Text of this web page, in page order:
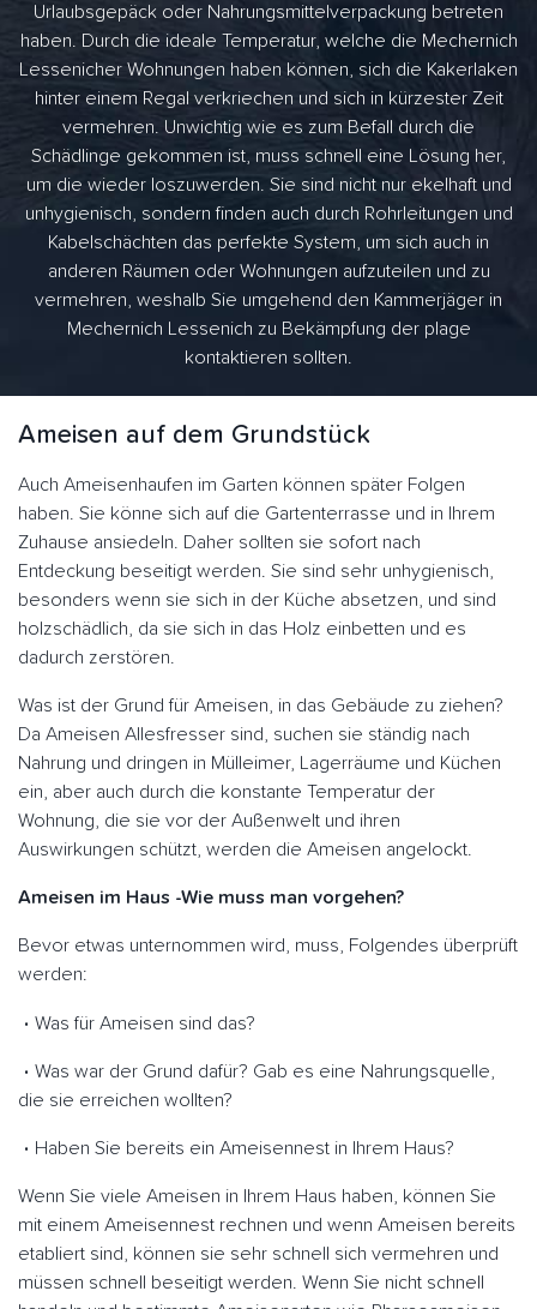
Urlaubsgepäck oder Nahrungsmittelverpackung betreten
haben. Durch die ideale Temperatur, welche die Mechernich
Lessenicher Wohnungen haben können, sich die Kakerlaken
hinter einem Regal verkriechen und sich in kürzester Zeit
vermehren. Unwichtig wie es zum Befall durch die
Schädlinge gekommen ist, muss schnell eine Lösung her,
um die wieder loszuwerden. Sie sind nicht nur ekelhaft und
unhygienisch, sondern finden auch durch Rohrleitungen und
Kabelschächten das perfekte System, um sich auch in
anderen Räumen oder Wohnungen aufzuteilen und zu
vermehren, weshalb Sie umgehend den Kammerjäger in
Mechernich Lessenich zu Bekämpfung der plage
kontaktieren sollten.
Ameisen auf dem Grundstück
Auch Ameisenhaufen im Garten können später Folgen
haben. Sie könne sich auf die Gartenterrasse und in Ihrem
Zuhause ansiedeln. Daher sollten sie sofort nach
Entdeckung beseitigt werden. Sie sind sehr unhygienisch,
besonders wenn sie sich in der Küche absetzen, und sind
holzschädlich, da sie sich in das Holz einbetten und es
dadurch zerstören.
Was ist der Grund für Ameisen, in das Gebäude zu ziehen?
Da Ameisen Allesfresser sind, suchen sie ständig nach
Nahrung und dringen in Mülleimer, Lagerräume und Küchen
ein, aber auch durch die konstante Temperatur der
Wohnung, die sie vor der Außenwelt und ihren
Auswirkungen schützt, werden die Ameisen angelockt.
Ameisen im Haus -Wie muss man vorgehen?
Bevor etwas unternommen wird, muss, Folgendes überprüft
werden:
Was für Ameisen sind das?
Was war der Grund dafür? Gab es eine Nahrungsquelle,
die sie erreichen wollten?
Haben Sie bereits ein Ameisennest in Ihrem Haus?
Wenn Sie viele Ameisen in Ihrem Haus haben, können Sie
mit einem Ameisennest rechnen und wenn Ameisen bereits
etabliert sind, können sie sehr schnell sich vermehren und
müssen schnell beseitigt werden. Wenn Sie nicht schnell